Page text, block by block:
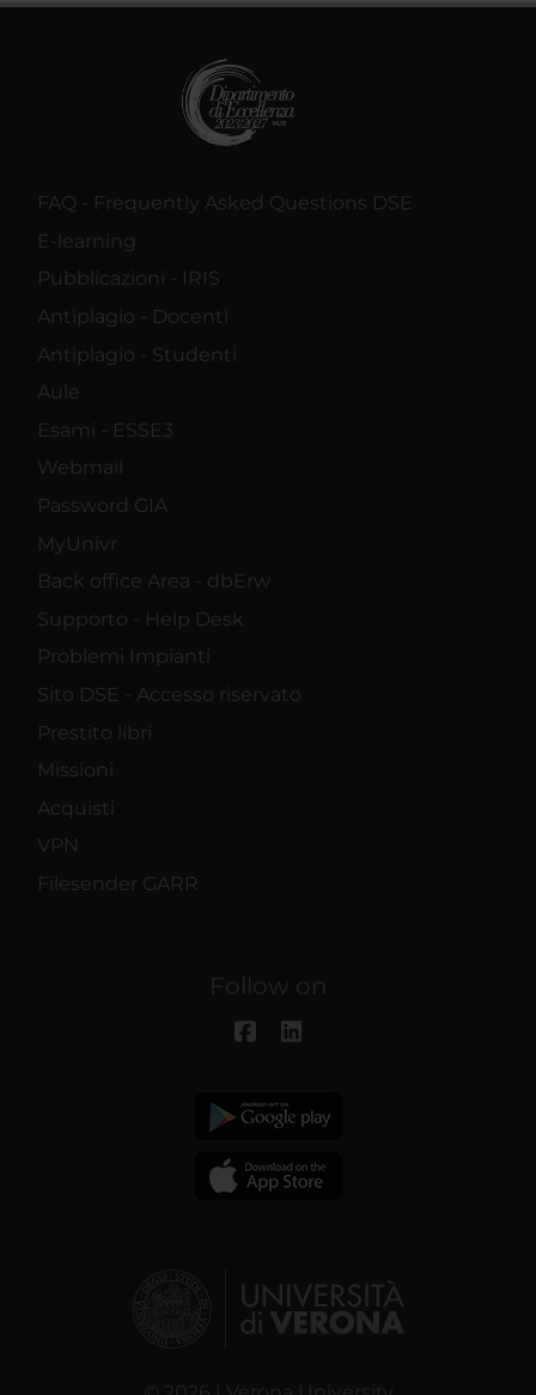
FAQ - Frequently Asked Questions DSE
E-learning
Pubblicazioni - IRIS
Antiplagio - Docenti
Antiplagio - Studenti
Aule
Esami - ESSE3
Webmail
Password GIA
MyUnivr
Back office Area - dbErw
Supporto - Help Desk
Problemi Impianti
Sito DSE - Accesso riservato
Prestito libri
Missioni
Acquisti
VPN
Filesender GARR
Follow on